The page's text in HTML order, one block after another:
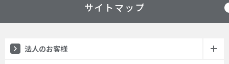
サイトマップ
法人のお客様